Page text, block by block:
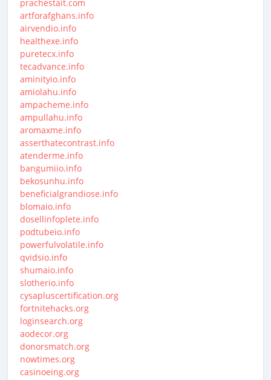
prachestait.com
artforafghans.info
airvendio.info
healthexe.info
puretecx.info
tecadvance.info
aminityio.info
amiolahu.info
ampacheme.info
ampullahu.info
aromaxme.info
asserthatecontrast.info
atenderme.info
bangumiio.info
bekosunhu.info
beneficialgrandiose.info
blomaio.info
dosellinfoplete.info
podtubeio.info
powerfulvolatile.info
qvidsio.info
shumaio.info
slotherio.info
cysapluscertification.org
fortnitehacks.org
loginsearch.org
aodecor.org
donorsmatch.org
nowtimes.org
casinoeing.org